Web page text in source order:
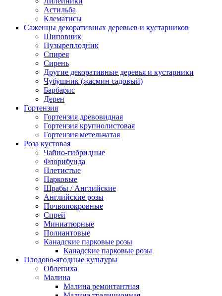
Астильба
Клематисы
Саженцы декоративных деревьев и кустарников
Шиповник
Пузыреплодник
Спирея
Сирень
Другие декоративные деревья и кустарники
Чубушник (жасмин садовый)
Барбарис
Дерен
Гортензия
Гортензия древовидная
Гортензия крупнолистовая
Гортензия метельчатая
Роза кустовая
Чайно-гибридные
Флорибунда
Плетистые
Парковые
Шрабы / Английские
Английские розы
Почвопокровные
Спрей
Миниатюрные
Полиантовые
Канадские парковые розы
Канадские парковые розы
Плодово-ягодные культуры
Облепиха
Малина
Малина ремонтантная